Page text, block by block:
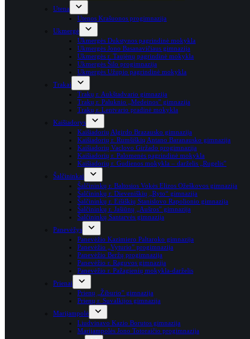
Utena
Utenos Krašuonos progimnazija
Ukmergė
Ukmergės Dukstynos pagrindinė mokykla
Ukmergės Jono Basanavičiaus gimnazija
Ukmergės r. Taujėnų pagrindinė mokykla
Ukmergės Šilo progimnazija
Ukmergės Užupio pagrindinė mokykla
Trakai
Trakų r. Aukštadvario gimnazija
Trakų r. Paluknio „Medeinos” gimnazija
Trakų r. Lentvario pradinė mokykla
Kaišiadorys
Kaišiadorių Algirdo Brazausko gimnazija
Kaišiadorių r. Rumšiškių Antano Baranausko gimnazija
Kaišiadorių Vaclovo Giržado progimnazija
Kaišiadorių r. Palomenės pagrindinė mokykla
Kaišiadorių r. Gudienos mokykla – darželis „Rugelis”
Šalčininkai
Šalčininkų r. Baltosios Vokės Elizos Ožeškovos gimnazija
Šalčininkų r. Dieveniškių „Ryto“ gimnazija
Šalčininkų r. Eišiškių Stanislovo Rapolionio gimnazija
Šalčininkų r. Jašiūnų „Aušros” gimnazija
Šalčininkų Santarvės gimnazija
Panevėžys
Panevėžio Kazimiero Paltaroko gimnazija
Panevėžio „Vyturio” progimnazija
Panevėžio Beržų progimnazija
Panevėžio r. Raguvos gimnazija
Panevėžio r. Pažagienių mokykla-darželis
Prienai
Prienų „Žiburio” gimnazija
Prienų r. Suvalkijos gimnazija
Marijampolė
Liudvinavo Kazio Borutos gimnazija
Marijampolės Jono Totoraičio progimnazija